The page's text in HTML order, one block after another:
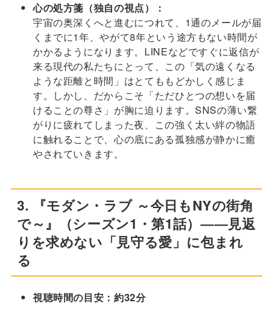
心の処方箋（独自の視点）：
宇宙の奥深くへと進むにつれて、1通のメールが届
くまでに1年、やがて8年という途方もない時間が
かかるようになります。LINEなどですぐに返信が
来る現代の私たちにとって、この「気の遠くなる
ような距離と時間」はとてももどかしく感じま
す。しかし、だからこそ「ただひとつの想いを届
けることの尊さ」が胸に迫ります。SNSの薄い繋
がりに疲れてしまった夜、この強く太い絆の物語
に触れることで、心の底にある孤独感が静かに癒
やされていきます。
3. 『モダン・ラブ ～今日もNYの街角
で～』（シーズン1・第1話）――見返
りを求めない「見守る愛」に包まれ
る
視聴時間の目安：約32分